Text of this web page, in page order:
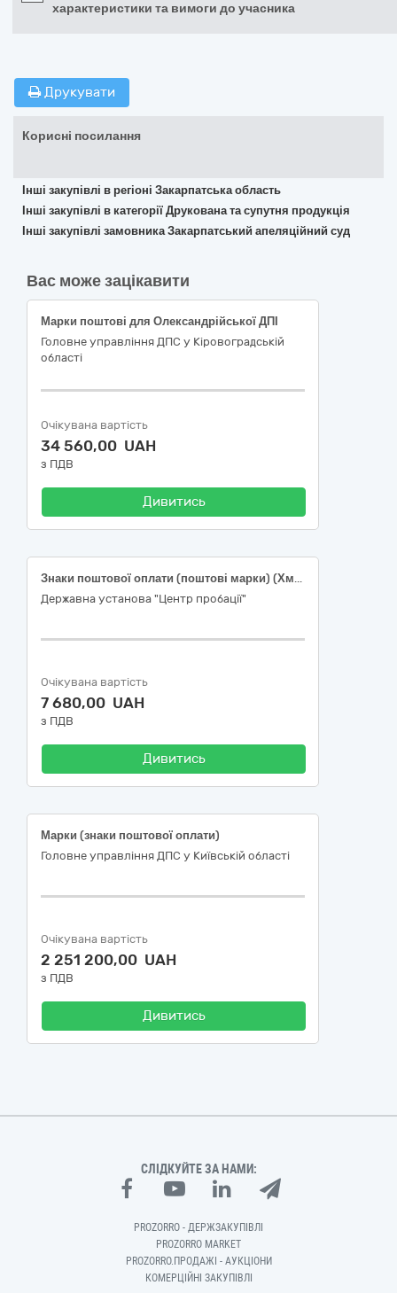
характеристики та вимоги до учасника
Друкувати
Корисні посилання
Інші закупівлі в регіоні Закарпатська область
Інші закупівлі в категорії Друкована та супутня продукція
Інші закупівлі замовника Закарпатський апеляційний суд
Вас може зацікавити
Марки поштові для Олександрійської ДПІ
Головне управління ДПС у Кіровоградській
області
Очікувана вартість
34 560,00 UAH
з ПДВ
Дивитись
Знаки поштової оплати (поштові марки) (Хмельницька область)
Державна установа "Центр пробації"
Очікувана вартість
7 680,00 UAH
з ПДВ
Дивитись
Марки (знаки поштової оплати)
Головне управління ДПС у Київській області
Очікувана вартість
2 251 200,00 UAH
з ПДВ
Дивитись
СЛІДКУЙТЕ ЗА НАМИ:
PROZORRO - ДЕРЖЗАКУПІВЛІ
PROZORRO MARKET
PROZORRO.ПРОДАЖІ - АУКЦІОНИ
КОМЕРЦІЙНІ ЗАКУПІВЛІ